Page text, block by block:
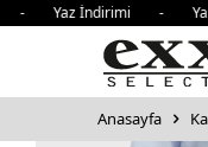
İndirimi - Yaz
Anasayfa